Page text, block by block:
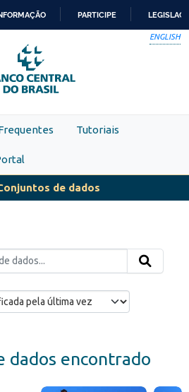
PARA
O
CONTEÚDO
PARTICIPE
ENGLISH
Tutoriais
de dados
dados encontrado